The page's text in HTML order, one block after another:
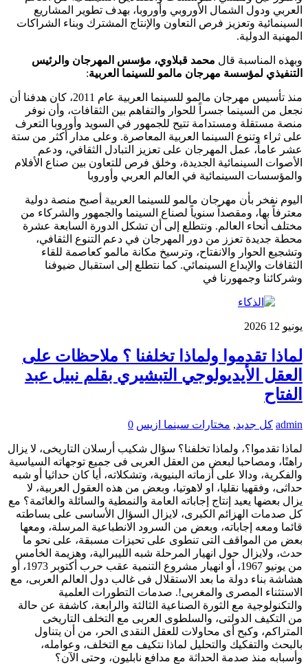
العربي ودول الشمال الأوروبي وأوروبا، بهدف تطوير المشاريع
السينمائية وتعزيز فرص التعاون والإنتاج المشترك وبناء الشراكات
المهنية الدولية.
وبهذه المناسبة قال محمد قبلاوي، مؤسس المهرجان والرئيس
التنفيذي لمؤسسة مهرجان مالمو للسينما العربية:
منذ تأسيس مهرجان مالمو للسينما العربية عام 2011، كان هدفنا أن
نجعل من السينما جسراً للحوار والتفاهم بين الثقافات، وأن نوفر
منصة مستقلة ومستدامة تتيح للجمهور في السويد وأوروبا التعرف
على ثراء وتنوع السينما العربية المعاصرة. وعلى مدار أكثر من ستة
عشر عاماً، عمل المهرجان على تعزيز التبادل الثقافي، ودعم
الأصوات السينمائية الجديدة، وخلق فرص للتعاون بين صناع الأفلام
والمؤسسات السينمائية في العالم العربي وأوروبا
اليوم نفخر بأن مهرجان مالمو للسينما العربية أصبح منصة دولية
معترفاً بها، ومقصداً سنوياً لصناع السينما والجمهور والشركاء من
مختلف أنحاء العالم. ونتطلع إلى أن تشكل الدورة السابعة عشرة
محطة جديدة تعزز من دور المهرجان في دعم التنوع الثقافي،
وتشجيع الحوار والانفتاح، وترسيخ مكانة مالمو كعاصمة للقاء
الثقافات والإبداع السينمائي. كما نتطلع إلى استقبال ضيوفنا
وشركائنا وجمهورنا في
يونيو 12
2026
لماذا تقدموا ولماذا تخلفنا ؟ ملاحظات على
العقل الأيديولوجي التبشيري بقلم نبيل عبد
الفتاح
admin كل جديد, مختارات سينما ازيس 0
لماذا تقدموا؟، ولماذا تخلفنا؟ سؤال شكيب أرسلان التاريخى، لا يزال
راهنًا، ومصاحبا لبعض من العقل العربى فى جميع توجهاته السياسية
والفكرية، ودالا على أزماته البنيوية، وتشكلاته، أيا كان حداثيا أو شبه
حداثى، وفقهيا نقليا، او لاهوتيا، وبعض من هذه العقول العربية، لا
يزال بعضها يعيد إنتاج إجاباته العامة والنمطية والسائلة والغائمة؟ مع
كل صدمات الهزائم الكبرى، لايزال السؤال الأساسى على بساطته
قائما ومعه إجاباته، وبعض من السرود الانطباعية المرسلة، ومعها
بعض من المواقف التى تنطوى على تحيزات مسبقة، على نحو ما
حدث، ولايزال حول انهيار المرحلة شبه الليبرالية، وهزيمة الخامس
من يونيو 1967، أو انهيار مشروع التنمية عقب حرب أكتوبر 1973، أو
هشاشة بناء دولة ما بعد الاستقلال فى غالب دول العالم العربى، مع
الاستثناء المصرى والمغربى!. صدمات التطورات العلمية
والتكنولوجية مع الثورة الصناعية الثالثة والرابعة، كاشفة عن حالة
من التكيف الدولتى، والسلطوى العربى مع التخلف التاريخى
المتراكم، وكبح أى محاولات للعقل النقدى الحر، من أن يتناول
بالبحث والتفكيك والتحليل لماذا نتكيف مع التخلف، وعوامله،
وأسبابه منذ صدمة الحداثة مع مدافع نابليون، وحتى الآن؟